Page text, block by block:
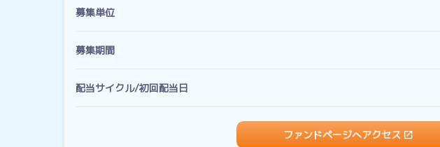
募集単位
募集期間
配当サイクル/初回配当日
ファンドページへアクセス